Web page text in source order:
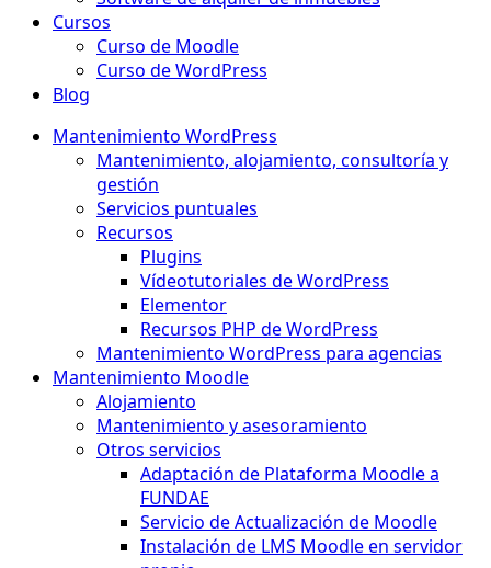
Cursos
Curso de Moodle
Curso de WordPress
Blog
Mantenimiento WordPress
Mantenimiento, alojamiento, consultoría y
gestión
Servicios puntuales
Recursos
Plugins
Vídeotutoriales de WordPress
Elementor
Recursos PHP de WordPress
Mantenimiento WordPress para agencias
Mantenimiento Moodle
Alojamiento
Mantenimiento y asesoramiento
Otros servicios
Adaptación de Plataforma Moodle a
FUNDAE
Servicio de Actualización de Moodle
Instalación de LMS Moodle en servidor